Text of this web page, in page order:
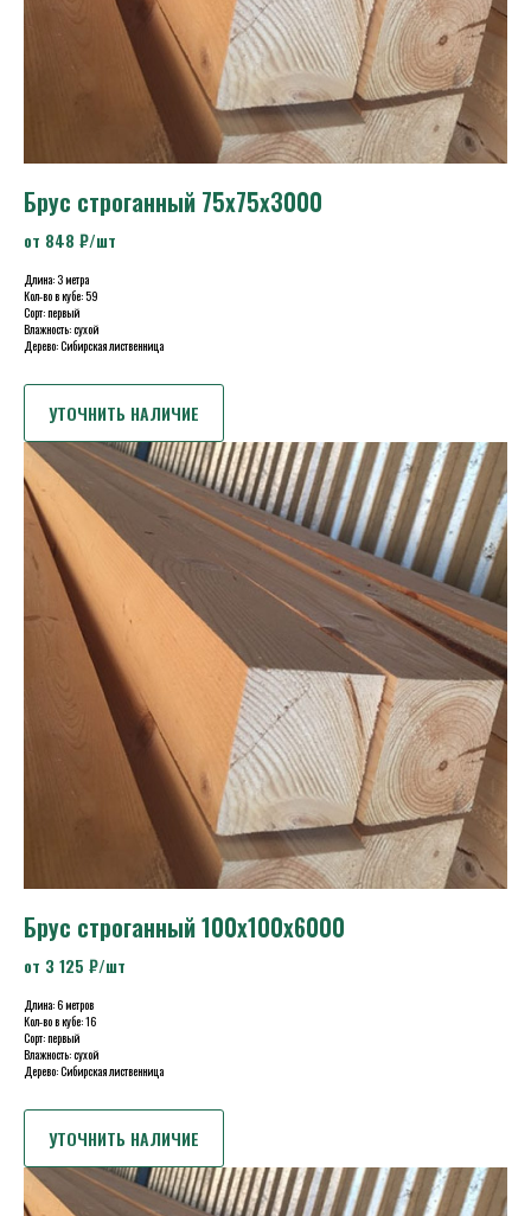
Брус строганный 75х75х3000
от 848 ₽/шт
Длина: 3 метра
Кол-во в кубе: 59
Сорт: первый
Влажность: сухой
Дерево: Сибирская лиственница
УТОЧНИТЬ НАЛИЧИЕ
Брус строганный 100х100х6000
от 3 125 ₽/шт
Длина: 6 метров
Кол-во в кубе: 16
Сорт: первый
Влажность: сухой
Дерево: Сибирская лиственница
УТОЧНИТЬ НАЛИЧИЕ